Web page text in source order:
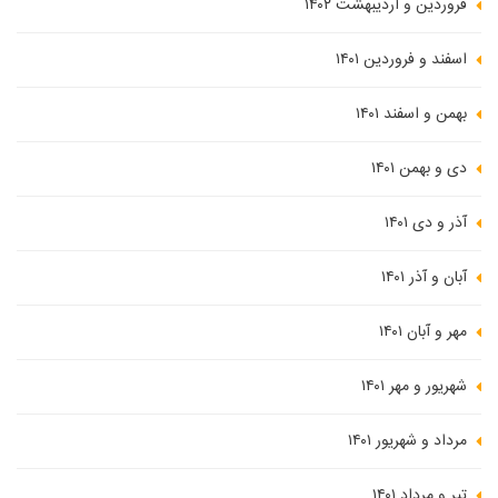
فروردین و اردیبهشت ۱۴۰۲
اسفند و فروردین ۱۴۰۱
بهمن و اسفند ۱۴۰۱
دی و بهمن ۱۴۰۱
آذر و دی ۱۴۰۱
آبان و آذر ۱۴۰۱
مهر و آبان ۱۴۰۱
شهریور و مهر ۱۴۰۱
مرداد و شهریور ۱۴۰۱